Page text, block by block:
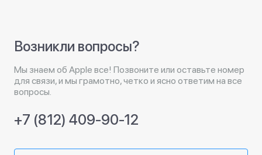
Возникли вопросы?
Мы знаем об Apple все! Позвоните или оставьте номер
для связи, и мы грамотно, четко и ясно ответим на все
вопросы.
+7 (812) 409-90-12